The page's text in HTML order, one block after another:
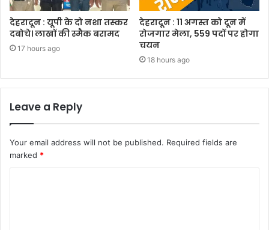
देहरादून : यूपी के दो नशा तस्कर
दबोचे। लाखों की स्मैक बरामद
17 hours ago
देहरादून : 11 अगस्त को दून में
रोजगार मेला, 559 पदों पर होगा
चयन
18 hours ago
Leave a Reply
Your email address will not be published. Required fields are
marked *